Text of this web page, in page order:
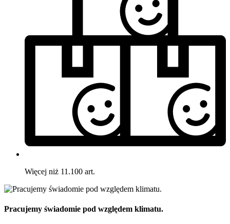
Więcej niż 11.100 art.
Pracujemy świadomie pod względem klimatu.